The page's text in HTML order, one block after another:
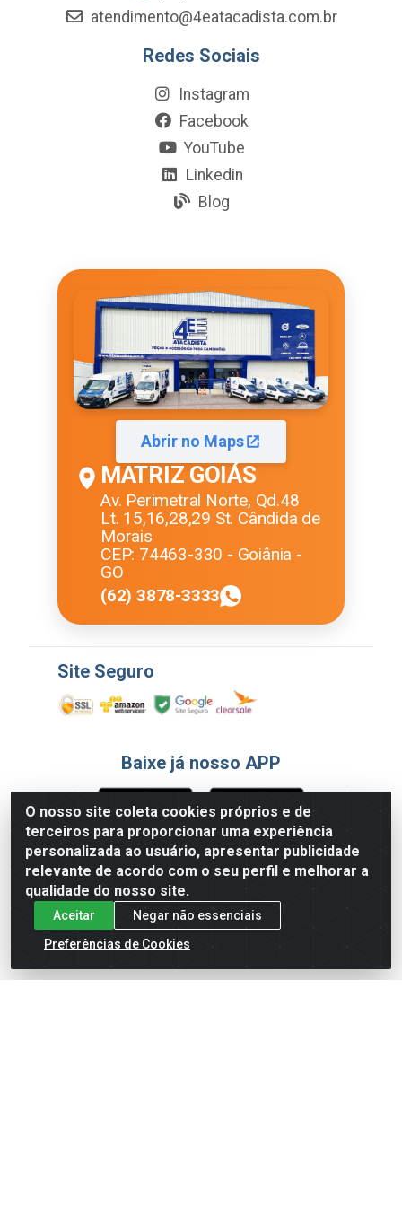
O nosso site coleta cookies próprios e de
terceiros para proporcionar uma experiência
personalizada ao usuário, apresentar publicidade
relevante de acordo com o seu perfil e melhorar a
qualidade do nosso site.
Aceitar
Negar não essenciais
Preferências de Cookies
atendimento@4eatacadista.com.br
Redes Sociais
Instagram
Facebook
YouTube
Linkedin
Blog
Abrir no Maps
MATRIZ GOIÁS
Av. Perimetral Norte, Qd.48
Lt. 15,16,28,29 St. Cândida de
Morais
CEP: 74463-330 - Goiânia -
GO
(62) 3878-3333
Site Seguro
Baixe já nosso APP
Formas de Pagamento